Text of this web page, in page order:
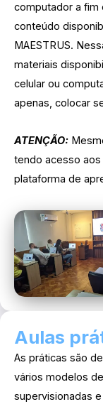
computador a fim
conteúdo
MAESTRUS.
materiais
celular ou
apenas, colocar
ATENÇÃO:
tendo acesso
plataforma de
Aulas
As práticas são
vários modelos
supervisionadas